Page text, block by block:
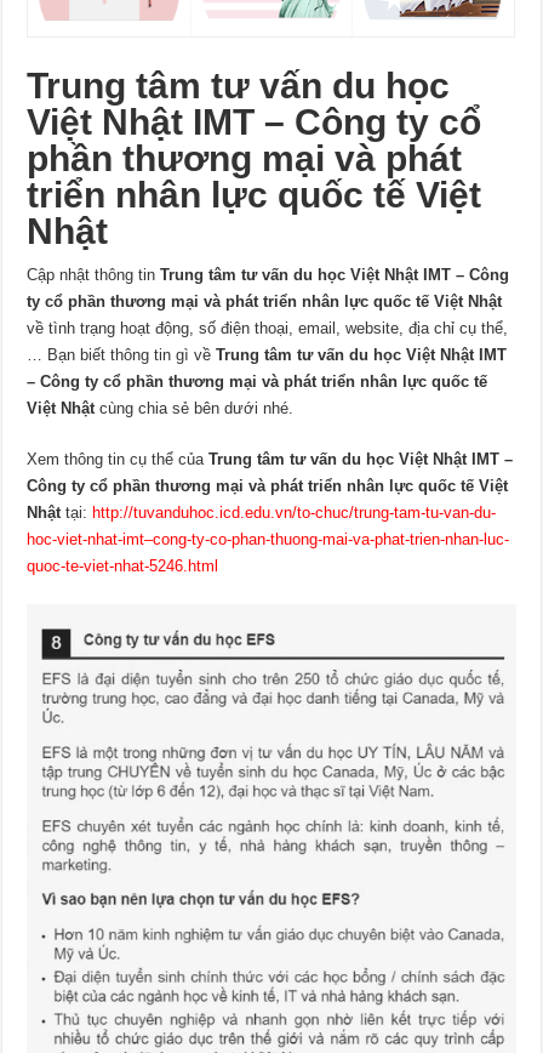
Trung tâm tư vấn du học
Việt Nhật IMT – Công ty cổ
phần thương mại và phát
triển nhân lực quốc tế Việt
Nhật
Cập nhật thông tinTrung tâm tư vấn du học Việt Nhật IMT – Công
ty cổ phần thương mại và phát triển nhân lực quốc tế Việt Nhật
về tình trạng hoạt động, số điện thoại, email, website, địa chỉ cụ thể,
… Bạn biết thông tin gì vềTrung tâm tư vấn du học Việt Nhật IMT
– Công ty cổ phần thương mại và phát triển nhân lực quốc tế
Việt Nhậtcùng chia sẻ bên dưới nhé.
Xem thông tin cụ thể củaTrung tâm tư vấn du học Việt Nhật IMT –
Công ty cổ phần thương mại và phát triển nhân lực quốc tế Việt
Nhậttại: http://tuvanduhoc.icd.edu.vn/to-chuc/trung-tam-tu-van-du-
hoc-viet-nhat-imt–cong-ty-co-phan-thuong-mai-va-phat-trien-nhan-luc-
quoc-te-viet-nhat-5246.html